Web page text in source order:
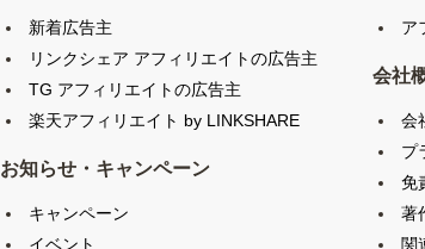
新着広告主
リンクシェア アフィリエイトの広告主
TG アフィリエイトの広告主
楽天アフィリエイト by LINKSHARE
お知らせ・キャンペーン
キャンペーン
イベント
ア
会社
会
プ
免
著
関